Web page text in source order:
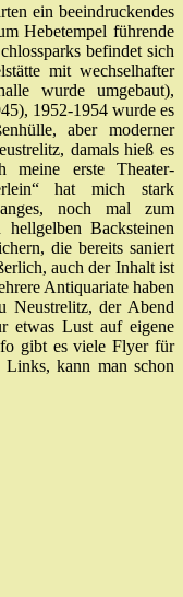
ein beeindruckendes
Hebetempel führende
befindet sich
mit wechselhafter
wurde umgebaut),
1952-1954 wurde es
aber moderner
damals hieß es
meine erste Theater-
hat mich stark
noch mal zum
Backsteinen
die bereits saniert
auch der Inhalt ist
Antiquariate haben
Neustrelitz, der Abend
etwas Lust auf eigene
gibt es viele Flyer für
Links, kann man schon